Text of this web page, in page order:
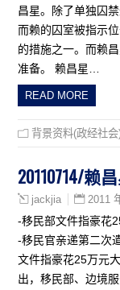
昌星。除了单独囚
而赖的囚室被指示
的措施之一。而赖
准备。 赖昌星…
READ MORE
背景资料(政经社会
20110714/赖
jackjia 2011
-移民部文件指豪花
-移民官亲递第二次
文件指豪花25万元
出，移民部、边境